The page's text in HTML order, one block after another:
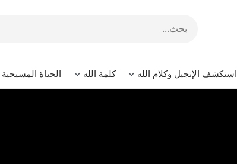
استكشف الإنجيل وكلام الله كلمة الله الحياة المسيحية